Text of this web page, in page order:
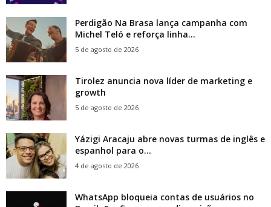
Perdigão Na Brasa lança campanha com
Michel Teló e reforça linha...
5 de agosto de 2026
Tirolez anuncia nova líder de marketing e
growth
5 de agosto de 2026
Yázigi Aracaju abre novas turmas de inglês e
espanhol para o...
4 de agosto de 2026
WhatsApp bloqueia contas de usuários no